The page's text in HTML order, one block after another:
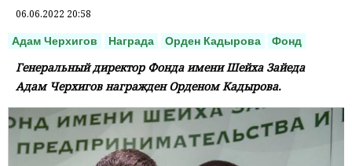
06.06.2022 20:58
Адам Черхигов Награда Орден Кадырова Фонд
Генеральный директор Фонда имени Шейха Зайеда
Адам Черхигов награжден Орденом Кадырова.